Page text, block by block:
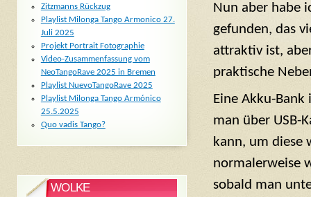
Nun aber habe
gefunden, das
attraktiv ist,
praktische
Eine Akku-
man über USB-
kann, um diese
normalerweise
sobald man
Zitzmanns Rückzug
Playlist Milonga Tango Armonico 27.
Juli 2025
Projekt Portrait Fotographie
Video-Zusammenfassung vom
NeoTangoRave 2025 in Bremen
Playlist NuevoTangoRave 2025
Playlist Milonga Tango Armónico
25.5.2025
Quo vadis Tango?
WOLKE